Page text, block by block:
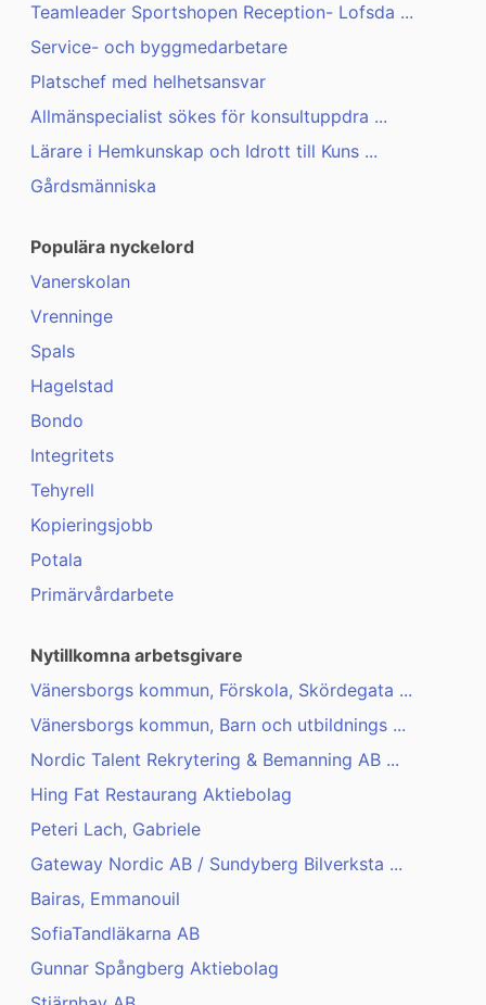
Teamleader Sportshopen Reception- Lofsda ...
Service- och byggmedarbetare
Platschef med helhetsansvar
Allmänspecialist sökes för konsultuppdra ...
Lärare i Hemkunskap och Idrott till Kuns ...
Gårdsmänniska
Populära nyckelord
Vanerskolan
Vrenninge
Spals
Hagelstad
Bondo
Integritets
Tehyrell
Kopieringsjobb
Potala
Primärvårdarbete
Nytillkomna arbetsgivare
Vänersborgs kommun, Förskola, Skördegata ...
Vänersborgs kommun, Barn och utbildnings ...
Nordic Talent Rekrytering & Bemanning AB ...
Hing Fat Restaurang Aktiebolag
Peteri Lach, Gabriele
Gateway Nordic AB / Sundyberg Bilverksta ...
Bairas, Emmanouil
SofiaTandläkarna AB
Gunnar Spångberg Aktiebolag